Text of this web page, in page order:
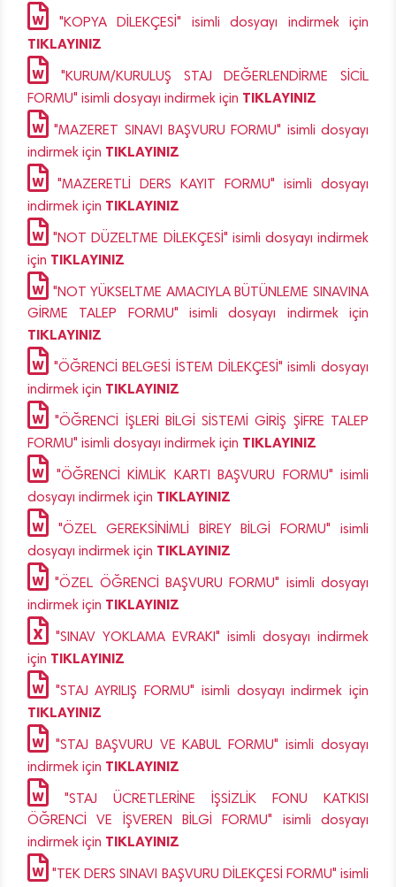
"KOPYA DİLEKÇESİ" isimli dosyayı indirmek için
TIKLAYINIZ
"KURUM/KURULUŞ STAJ DEĞERLENDİRME SİCİL
FORMU" isimli dosyayı indirmek için TIKLAYINIZ
"MAZERET SINAVI BAŞVURU FORMU" isimli dosyayı
indirmek için TIKLAYINIZ
"MAZERETLİ DERS KAYIT FORMU" isimli dosyayı
indirmek için TIKLAYINIZ
"NOT DÜZELTME DİLEKÇESİ" isimli dosyayı indirmek
için TIKLAYINIZ
"NOT YÜKSELTME AMACIYLA BÜTÜNLEME SINAVINA
GİRME TALEP FORMU" isimli dosyayı indirmek için
TIKLAYINIZ
"ÖĞRENCİ BELGESİ İSTEM DİLEKÇESİ" isimli dosyayı
indirmek için TIKLAYINIZ
"ÖĞRENCİ İŞLERİ BİLGİ SİSTEMİ GİRİŞ ŞİFRE TALEP
FORMU" isimli dosyayı indirmek için TIKLAYINIZ
"ÖĞRENCİ KİMLİK KARTI BAŞVURU FORMU" isimli
dosyayı indirmek için TIKLAYINIZ
"ÖZEL GEREKSİNİMLİ BİREY BİLGİ FORMU" isimli
dosyayı indirmek için TIKLAYINIZ
"ÖZEL ÖĞRENCİ BAŞVURU FORMU" isimli dosyayı
indirmek için TIKLAYINIZ
"SINAV YOKLAMA EVRAKI" isimli dosyayı indirmek
için TIKLAYINIZ
"STAJ AYRILIŞ FORMU" isimli dosyayı indirmek için
TIKLAYINIZ
"STAJ BAŞVURU VE KABUL FORMU" isimli dosyayı
indirmek için TIKLAYINIZ
"STAJ ÜCRETLERİNE İŞSİZLİK FONU KATKISI
ÖĞRENCİ VE İŞVEREN BİLGİ FORMU" isimli dosyayı
indirmek için TIKLAYINIZ
"TEK DERS SINAVI BAŞVURU DİLEKÇESİ FORMU" isimli